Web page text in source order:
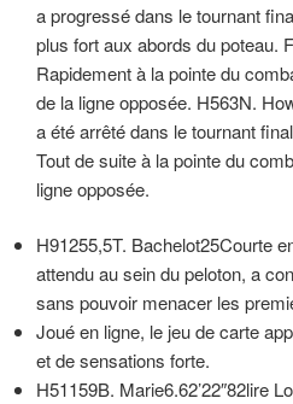
a progressé dans le tournant
plus fort aux abords du poteau.
Rapidement à la pointe du
de la ligne opposée. H563N.
a été arrêté dans le tournant
Tout de suite à la pointe du
ligne opposée.
H91255,5T. Bachelot25Courte
attendu au sein du peloton, a
sans pouvoir menacer les
Joué en ligne, le jeu de carte
et de sensations forte.
H51159B. Marie6.62’22″82lire